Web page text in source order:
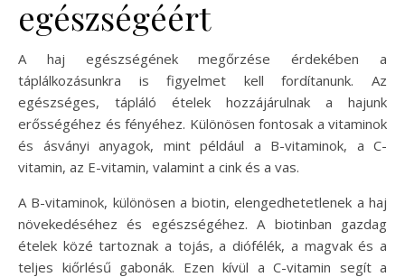
egészségéért
A haj egészségének megőrzése érdekében a
táplálkozásunkra is figyelmet kell fordítanunk. Az
egészséges, tápláló ételek hozzájárulnak a hajunk
erősségéhez és fényéhez. Különösen fontosak a vitaminok
és ásványi anyagok, mint például a B-vitaminok, a C-
vitamin, az E-vitamin, valamint a cink és a vas.
A B-vitaminok, különösen a biotin, elengedhetetlenek a haj
növekedéséhez és egészségéhez. A biotinban gazdag
ételek közé tartoznak a tojás, a diófélék, a magvak és a
teljes kiőrlésű gabonák. Ezen kívül a C-vitamin segít a